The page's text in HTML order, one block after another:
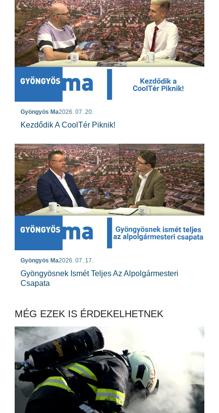
Gyöngyös Ma2026. 07. 20.
Kezdődik A CoolTér Piknik!
Gyöngyös Ma2026. 07. 17.
Gyöngyösnek Ismét Teljes Az Alpolgármesteri
Csapata
MÉG EZEK IS ÉRDEKELHETNEK